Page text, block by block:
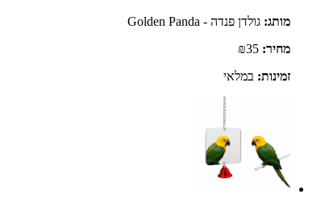
מותג: גולדן פנדה - Golden Panda
מחיר:
זמינות: במלאי